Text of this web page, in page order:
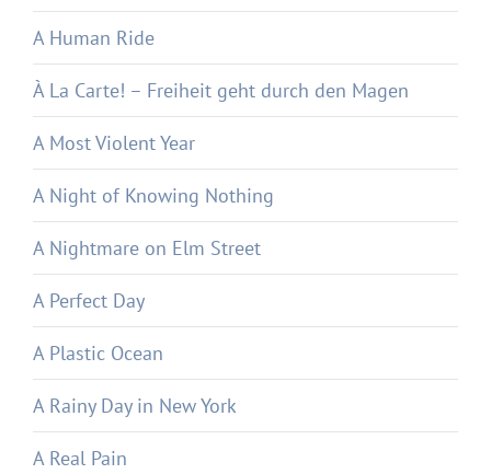
A Human Ride
À La Carte! – Freiheit geht durch den Magen
A Most Violent Year
A Night of Knowing Nothing
A Nightmare on Elm Street
A Perfect Day
A Plastic Ocean
A Rainy Day in New York
A Real Pain